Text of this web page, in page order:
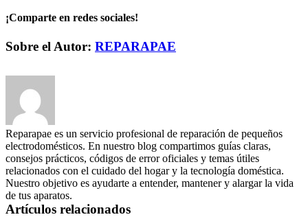
¡Comparte en redes sociales!
Facebook
X
LinkedIn
WhatsApp
Pinterest
Correo
Sobre el Autor: REPARAPAE
Reparapae es un servicio profesional de reparación de pequeños
electrodomésticos. En nuestro blog compartimos guías claras,
consejos prácticos, códigos de error oficiales y temas útiles
relacionados con el cuidado del hogar y la tecnología doméstica.
Nuestro objetivo es ayudarte a entender, mantener y alargar la vida
de tus aparatos.
Artículos relacionados